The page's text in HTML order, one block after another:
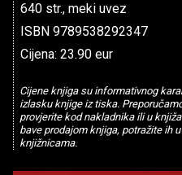
640 str., meki uvez
ISBN 9789538292347
Cijena: 23.90 eur
Cijene knjiga su informativnog
izlasku knjige iz tiska.
provjerite kod nakladnika ili u
bave prodajom knjiga, potražite ih
knjižnicama.